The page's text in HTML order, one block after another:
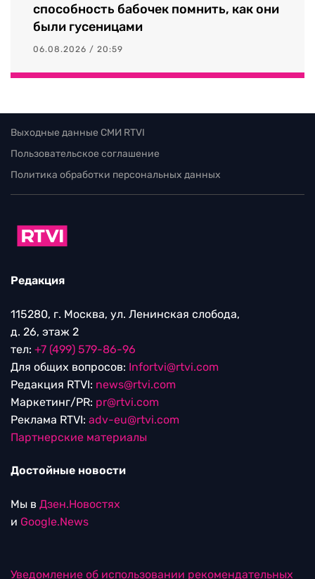
способность бабочек помнить, как они
были гусеницами
06.08.2026 / 20:59
Выходные данные СМИ RTVI
Пользовательское соглашение
Политика обработки персональных данных
Редакция
115280, г. Москва, ул. Ленинская слобода,
д. 26, этаж 2
тел: +7 (499) 579-86-96
Для общих вопросов: Infortvi@rtvi.com
Редакция RTVI: news@rtvi.com
Маркетинг/PR: pr@rtvi.com
Реклама RTVI: adv-eu@rtvi.com
Партнерские материалы
Достойные новости
Мы в Дзен.Новостях
и Google.News
Уведомление об использовании рекомендательных